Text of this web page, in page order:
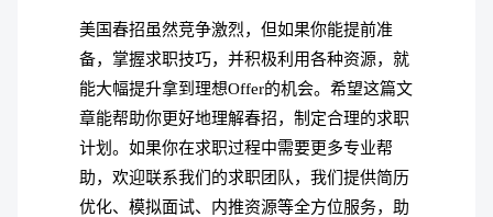
美国春招虽然竞争激烈，但如果你能提前准
备，掌握求职技巧，并积极利用各种资源，就
能大幅提升拿到理想Offer的机会。希望这篇文
章能帮助你更好地理解春招，制定合理的求职
计划。如果你在求职过程中需要更多专业帮
助，欢迎联系我们的求职团队，我们提供简历
优化、模拟面试、内推资源等全方位服务，助